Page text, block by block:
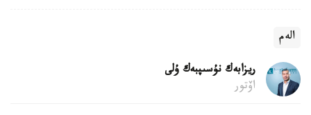
الەم
ريزابەك نۇسىپبەك ۇلى
اۆتور